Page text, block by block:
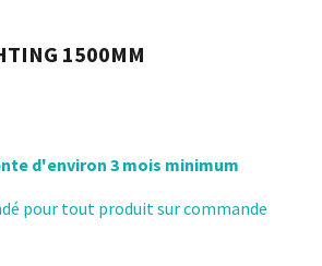
1500MM
d'environ 3 mois minimum
pour tout produit sur commande